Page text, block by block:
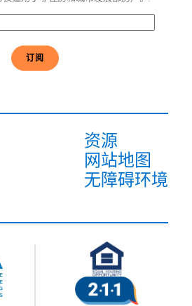
资源
网站地图
无障碍环境